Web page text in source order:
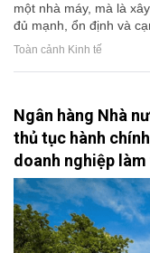
một nhà máy, mà là
đủ mạnh, ổn định và
Toàn cảnh Kinh tế
Ngân hàng Nhà
thủ tục hành
doanh nghiệp